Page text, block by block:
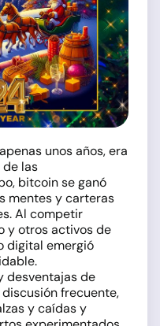
unos años, era
las
bitcoin se ganó
mentes y carteras
Al competir
y otros activos de
digital emergió
desventajas de
frecuente,
y caídas y